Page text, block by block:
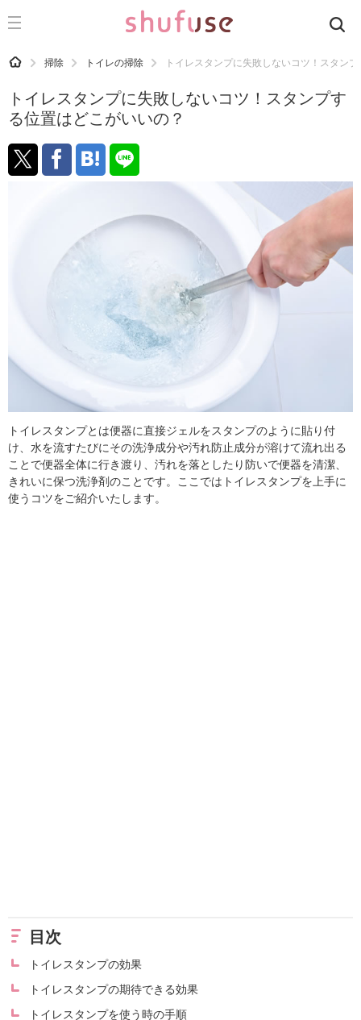
CATEGORY 記事カテゴリ
運気
洗濯
生活の知恵
マナー
おすすめ
HOME 掃除 トイレの掃除 トイレスタンプに失敗しないコツ！スタン
トイレスタンプに失敗しないコツ！スタンプす
る位置はどこがいいの？
トイレスタンプとは便器に直接ジェルをスタンプのように貼り付
け、水を流すたびにその洗浄成分や汚れ防止成分が溶けて流れ出る
ことで便器全体に行き渡り、汚れを落としたり防いで便器を清潔、
きれいに保つ洗浄剤のことです。ここではトイレスタンプを上手に
使うコツをご紹介いたします。
目次
トイレスタンプの効果
トイレスタンプの期待できる効果
トイレスタンプを使う時の手順